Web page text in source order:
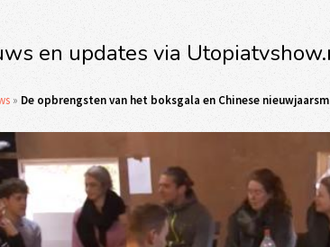
en updates via
» De opbrengsten van het boksgala en Chinese